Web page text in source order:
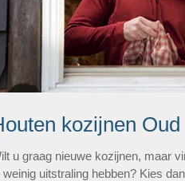
kozijnen
u graag nieuwe kozijnen, maar
weinig uitstraling hebben? Kies